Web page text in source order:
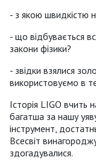
- з якою швидкістю
- що відбувається
закони фізики?
- звідки взялися
використовуємо в
Історія LIGO
багатша за нашу
інструмент,
Всесвіт
здогадувалися.